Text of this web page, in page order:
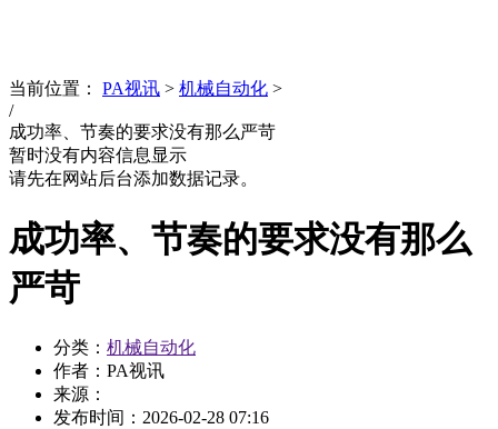
当前位置： PA视讯 > 机械自动化 >
/
成功率、节奏的要求没有那么严苛
暂时没有内容信息显示
请先在网站后台添加数据记录。
成功率、节奏的要求没有那么
严苛
分类： 机械自动化
作者：PA视讯
来源：
发布时间： 2026-02-28 07:16